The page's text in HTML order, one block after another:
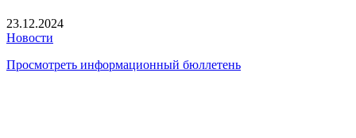
23.12.2024
Новости
Просмотреть информационный бюллетень